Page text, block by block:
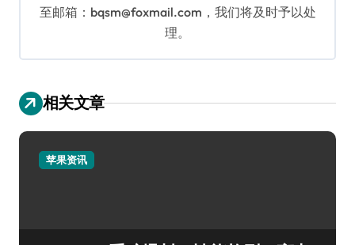
至邮箱：bqsm@foxmail.com，我们将及时予以处
理。
相关文章
苹果资讯